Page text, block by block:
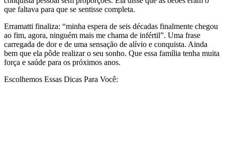
que faltava para que se sentisse completa.
Erramatti finaliza: “minha espera de seis décadas finalmente chegou
ao fim, agora, ninguém mais me chama de infértil”. Uma frase
carregada de dor e de uma sensação de alívio e conquista. Ainda
bem que ela pôde realizar o seu sonho. Que essa família tenha muita
força e saúde para os próximos anos.
Escolhemos Essas Dicas Para Você: